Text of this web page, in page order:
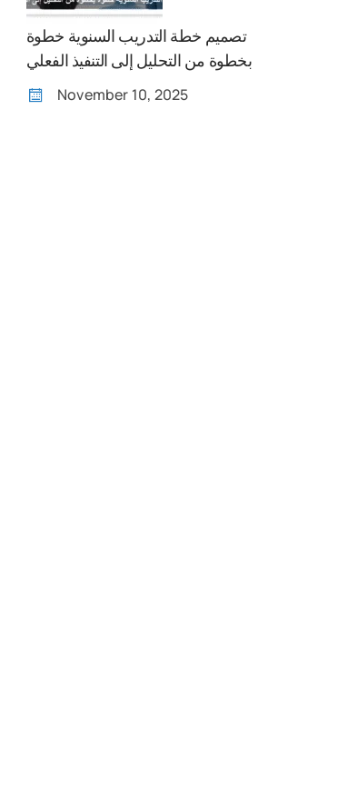
تصميم خطة التدريب السنوية خطوة
بخطوة من التحليل إلى التنفيذ الفعلي
November 10, 2025